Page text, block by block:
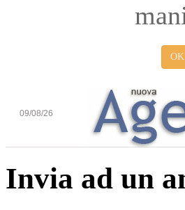
OK
09/08/26
Invia ad un